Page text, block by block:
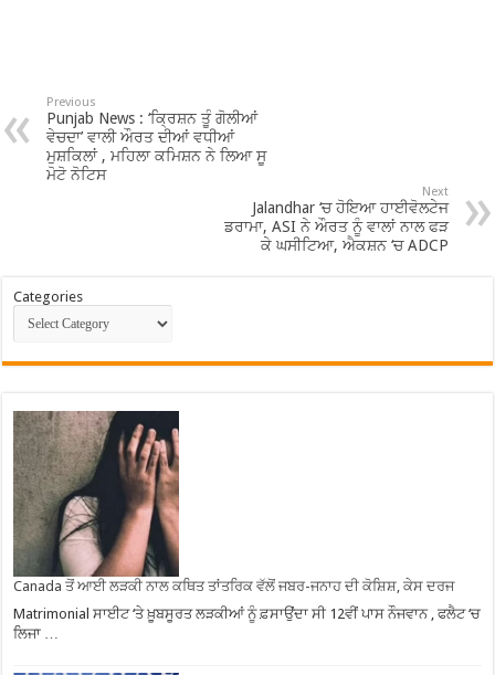
Previous
Punjab News : ‘ਕ੍ਰਿਸ਼ਨ ਤੂੰ ਗੋਲੀਆਂ
ਵੇਚਦਾ’ ਵਾਲੀ ਔਰਤ ਦੀਆਂ ਵਧੀਆਂ
ਮੁਸ਼ਕਿਲਾਂ , ਮਹਿਲਾ ਕਮਿਸ਼ਨ ਨੇ ਲਿਆ ਸੂ
ਮੋਟੋ ਨੋਟਿਸ
Next
Jalandhar ‘ਚ ਹੋਇਆ ਹਾਈਵੋਲਟੇਜ
ਡਰਾਮਾ, ASI ਨੇ ਔਰਤ ਨੂੰ ਵਾਲਾਂ ਨਾਲ ਫੜ
ਕੇ ਘਸੀਟਿਆ, ਐਕਸ਼ਨ ‘ਚ ADCP
Categories
Canada ਤੋਂ ਆਈ ਲੜਕੀ ਨਾਲ ਕਥਿਤ ਤਾਂਤਰਿਕ ਵੱਲੋਂ ਜਬਰ-ਜਨਾਹ ਦੀ ਕੋਸ਼ਿਸ਼, ਕੇਸ ਦਰਜ
Matrimonial ਸਾਈਟ ‘ਤੇ ਖ਼ੂਬਸੂਰਤ ਲੜਕੀਆਂ ਨੂੰ ਫ਼ਸਾਉਂਦਾ ਸੀ 12ਵੀਂ ਪਾਸ ਨੌਜਵਾਨ , ਫਲੈਟ ‘ਚ
ਲਿਜਾ …